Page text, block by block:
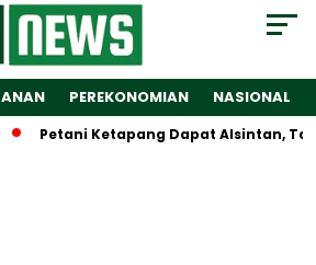
PEREKONOMIAN NASIONAL
Petani Ketapang Dapat Alsintan, Tapi